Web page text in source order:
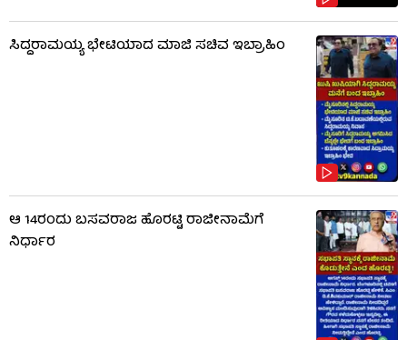
ಸಿದ್ದರಾಮಯ್ಯ ಭೇಟಿಯಾದ ಮಾಜಿ ಸಚಿವ ಇಬ್ರಾಹಿಂ
ಆ 14ರಂದು ಬಸವರಾಜ ಹೊರಟ್ಟಿ ರಾಜೀನಾಮೆಗೆ
ನಿರ್ಧಾರ